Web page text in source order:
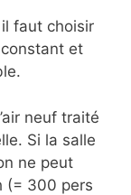
faut choisir
et
neuf traité
Si la salle
ne peut
(= 300 pers